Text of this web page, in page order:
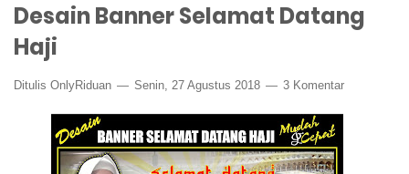
Desain Banner Selamat Datang
Haji
Ditulis OnlyRiduan Senin, 27 Agustus 2018 3 Komentar